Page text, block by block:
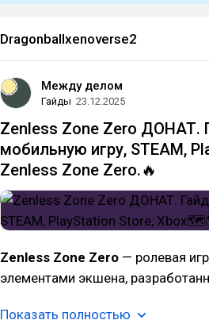
Dragonballxenoverse2
Между делом
Гайды 23.12.2025
Zenless Zone Zero ДОНАТ.
мобильную игру, STEAM,
Zenless Zone Zero.🔥
Zenless Zone Zero — ролевая
элементами экшена,
Показать полностью